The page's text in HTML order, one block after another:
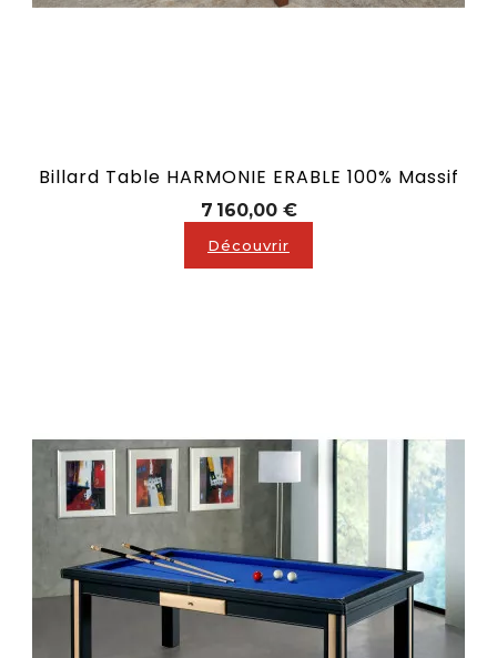
Billard Table HARMONIE ERABLE 100% Massif
7 160,00 €Prix
Découvrir